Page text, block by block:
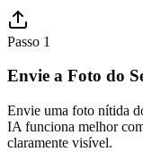
Passo 1
Envie a Foto do
Envie uma foto nítida
IA funciona melhor
claramente visível.